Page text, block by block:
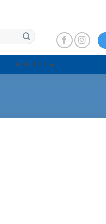
🔥OUTLET 🔥